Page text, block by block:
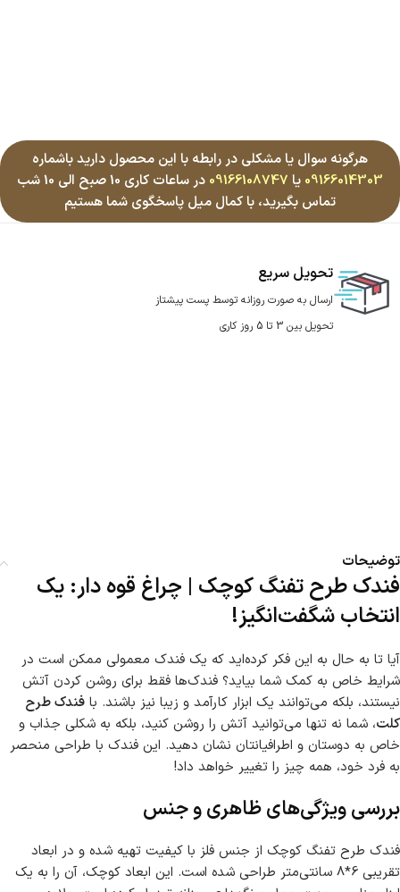
هرگونه سوال یا مشکلی در رابطه با این محصول دارید باشماره
09166014303 یا 09166108747
در ساعات کاری 10 صبح الی 10 شب
تماس بگیرید، با کمال میل پاسخگوی شما هستیم
تحویل سریع
ارسال به صورت روزانه توسط پست پیشتاز
تحویل بین 3 تا 5 روز کاری
توضیحات
فندک طرح تفنگ کوچک | چراغ قوه دار: یک
انتخاب شگفت‌انگیز!
آیا تا به حال به این فکر کرده‌اید که یک فندک معمولی ممکن است در
شرایط خاص به کمک شما بیاید؟ فندک‌ها فقط برای روشن کردن آتش
نیستند، بلکه می‌توانند یک ابزار کارآمد و زیبا نیز باشند. با فندک طرح
کلت، شما نه تنها می‌توانید آتش را روشن کنید، بلکه به شکلی جذاب و
خاص به دوستان و اطرافیانتان نشان دهید. این فندک با طراحی منحصر
به فرد خود، همه چیز را تغییر خواهد داد!
بررسی ویژگی‌های ظاهری و جنس
فندک طرح تفنگ کوچک از جنس فلز با کیفیت تهیه شده و در ابعاد
تقریبی 6*8 سانتی‌متر طراحی شده است. این ابعاد کوچک، آن را به یک